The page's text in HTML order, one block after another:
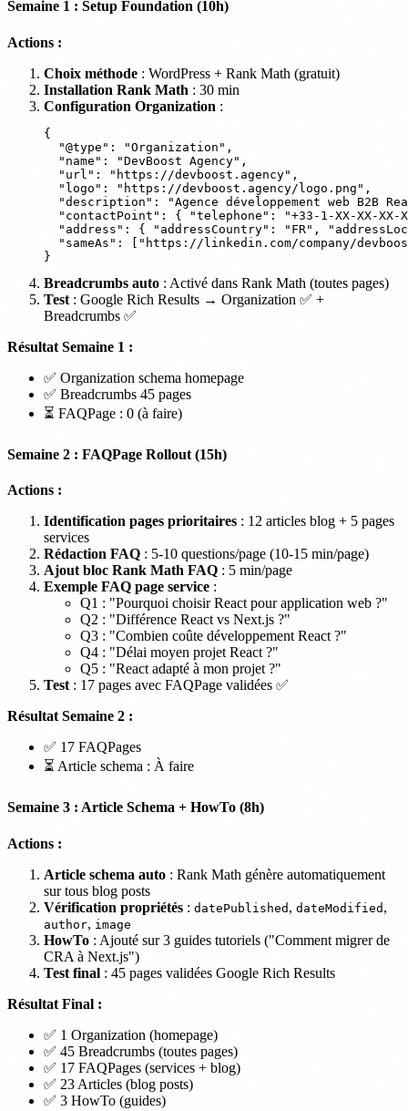
Semaine 1 : Setup Foundation (10h)
Actions :
Choix méthode : WordPress + Rank Math (gratuit)
Installation Rank Math : 30 min
Configuration Organization :
{
  "@type": "Organization",
  "name": "DevBoost Agency",
  "url": "https://devboost.agency",
  "logo": "https://devboost.agency/logo.png",
"description": "Agence développement web B2B
"contactPoint": { "telephone": "+33-1-XX-XX-XX-
"address": { "addressCountry": "FR",
"sameAs": ["https://linkedin.com/company/
Breadcrumbs auto : Activé dans Rank Math (toutes pages)
Test : Google Rich Results → Organization ✅ +
Breadcrumbs ✅
Résultat Semaine 1 :
✅ Organization schema homepage
✅ Breadcrumbs 45 pages
⏳ FAQPage : 0 (à faire)
Semaine 2 : FAQPage Rollout (15h)
Actions :
Identification pages prioritaires : 12 articles blog + 5 pages
services
Rédaction FAQ : 5-10 questions/page (10-15 min/page)
Ajout bloc Rank Math FAQ : 5 min/page
Exemple FAQ page service :
Q1 : "Pourquoi choisir React pour application web ?"
Q2 : "Différence React vs Next.js ?"
Q3 : "Combien coûte développement React ?"
Q4 : "Délai moyen projet React ?"
Q5 : "React adapté à mon projet ?"
Test : 17 pages avec FAQPage validées ✅
Résultat Semaine 2 :
✅ 17 FAQPages
⏳ Article schema : À faire
Semaine 3 : Article Schema + HowTo (8h)
Actions :
Article schema auto : Rank Math génère automatiquement
sur tous blog posts
Vérification propriétés : datePublished , dateModified ,
author, image
HowTo : Ajouté sur 3 guides tutoriels ("Comment migrer de
CRA à Next.js")
Test final : 45 pages validées Google Rich Results
Résultat Final :
✅ 1 Organization (homepage)
✅ 45 Breadcrumbs (toutes pages)
✅ 17 FAQPages (services + blog)
✅ 23 Articles (blog posts)
✅ 3 HowTo (guides)